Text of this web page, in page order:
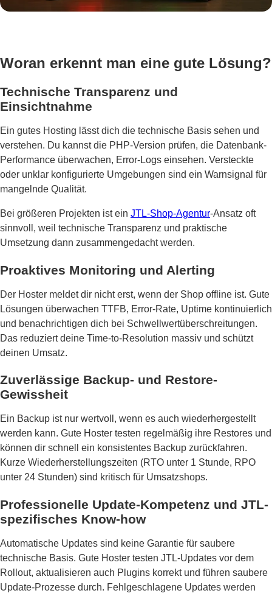
Woran erkennt man eine gute Lösung?
Technische Transparenz und
Einsichtnahme
Ein gutes Hosting lässt dich die technische Basis sehen und
verstehen. Du kannst die PHP-Version prüfen, die Datenbank-
Performance überwachen, Error-Logs einsehen. Versteckte
oder unklar konfigurierte Umgebungen sind ein Warnsignal für
mangelnde Qualität.
Bei größeren Projekten ist ein JTL-Shop-Agentur-Ansatz oft
sinnvoll, weil technische Transparenz und praktische
Umsetzung dann zusammengedacht werden.
Proaktives Monitoring und Alerting
Der Hoster meldet dir nicht erst, wenn der Shop offline ist. Gute
Lösungen überwachen TTFB, Error-Rate, Uptime kontinuierlich
und benachrichtigen dich bei Schwellwertüberschreitungen.
Das reduziert deine Time-to-Resolution massiv und schützt
deinen Umsatz.
Zuverlässige Backup- und Restore-
Gewissheit
Ein Backup ist nur wertvoll, wenn es auch wiederhergestellt
werden kann. Gute Hoster testen regelmäßig ihre Restores und
können dir schnell ein konsistentes Backup zurückfahren.
Kurze Wiederherstellungszeiten (RTO unter 1 Stunde, RPO
unter 24 Stunden) sind kritisch für Umsatzshops.
Professionelle Update-Kompetenz und JTL-
spezifisches Know-how
Automatische Updates sind keine Garantie für saubere
technische Basis. Gute Hoster testen JTL-Updates vor dem
Rollout, aktualisieren auch Plugins korrekt und führen saubere
Update-Prozesse durch. Fehlgeschlagene Updates werden